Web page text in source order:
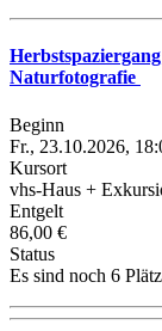
Naturfotografie
Beginn
Fr., 23.10.2026,
Kursort
vhs-Haus +
Entgelt
86,00 €
Status
Es sind noch 6